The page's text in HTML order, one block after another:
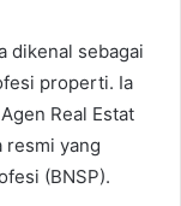
dikenal sebagai
properti. Ia
Real Estat
resmi yang
(BNSP).